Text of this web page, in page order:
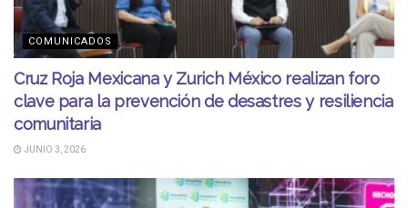
COMUNICADOS
Cruz Roja Mexicana y Zurich México realizan foro
clave para la prevención de desastres y resiliencia
comunitaria
JUNIO 3, 2026